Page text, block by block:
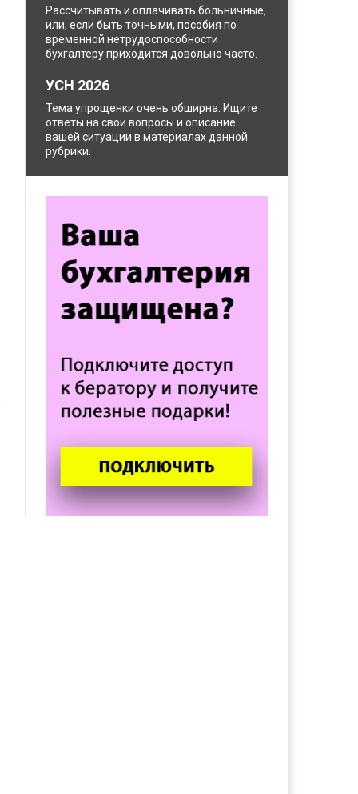
Рассчитывать и оплачивать больничные,
или, если быть точными, пособия по
временной нетрудоспособности
бухгалтеру приходится довольно часто.
УСН 2026
Тема упрощенки очень обширна. Ищите
ответы на свои вопросы и описание
вашей ситуации в материалах данной
рубрики.